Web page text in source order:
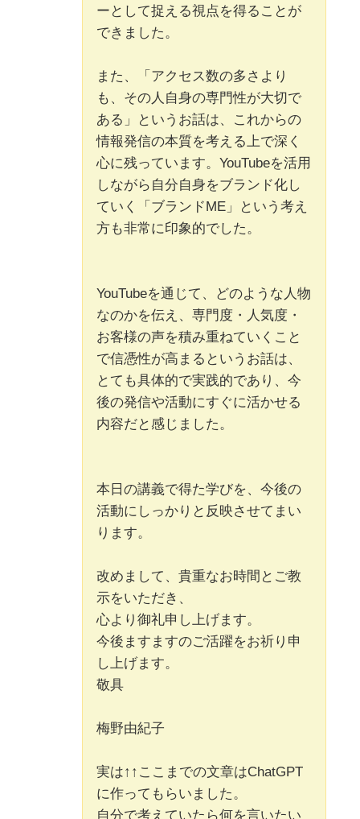
ーとして捉える視点を得ることが
できました。
また、「アクセス数の多さより
も、その人自身の専門性が大切で
ある」というお話は、これからの
情報発信の本質を考える上で深く
心に残っています。YouTubeを活用
しながら自分自身をブランド化し
ていく「ブランドME」という考え
方も非常に印象的でした。
YouTubeを通じて、どのような人物
なのかを伝え、専門度・人気度・
お客様の声を積み重ねていくこと
で信憑性が高まるというお話は、
とても具体的で実践的であり、今
後の発信や活動にすぐに活かせる
内容だと感じました。
本日の講義で得た学びを、今後の
活動にしっかりと反映させてまい
ります。
改めまして、貴重なお時間とご教
示をいただき、
心より御礼申し上げます。
今後ますますのご活躍をお祈り申
し上げます。
敬具
梅野由紀子
実は↑↑ここまでの文章はChatGPT
に作ってもらいました。
自分で考えていたら何を言いたい